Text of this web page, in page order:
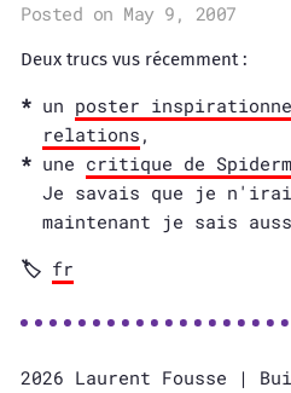
Posted on May 9, 2007
Deux trucs vus récemment :
un poster
relations ,
une critique de
Je savais que je
maintenant je sais
fr
2026 Laurent Fousse |